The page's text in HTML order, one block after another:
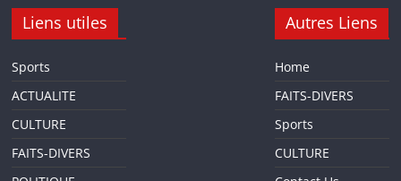
Liens utiles
Sports
ACTUALITE
CULTURE
FAITS-DIVERS
Autres Liens
Home
FAITS-DIVERS
Sports
CULTURE